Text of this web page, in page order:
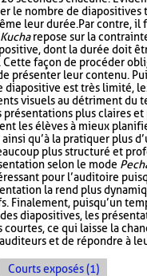
le nombre de diapositives
leur durée. Par contre, il
repose sur la
dont la durée doit
Cette façon de procéder
présenter leur contenu.
diapositive est très limité,
visuels au détriment du
présentations plus claires et
les élèves à mieux
qu’à la pratiquer plus
plus structuré et
selon le mode
pour l’auditoire
la rend plus
Finalement, puisqu’un
diapositives, les
ce qui laisse la
et de répondre à
Courts exposés (1)